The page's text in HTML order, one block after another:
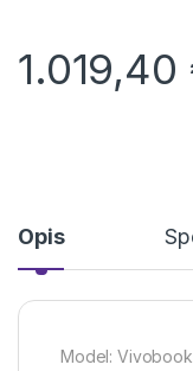
1.019,40
Opis
Model: Vivobook